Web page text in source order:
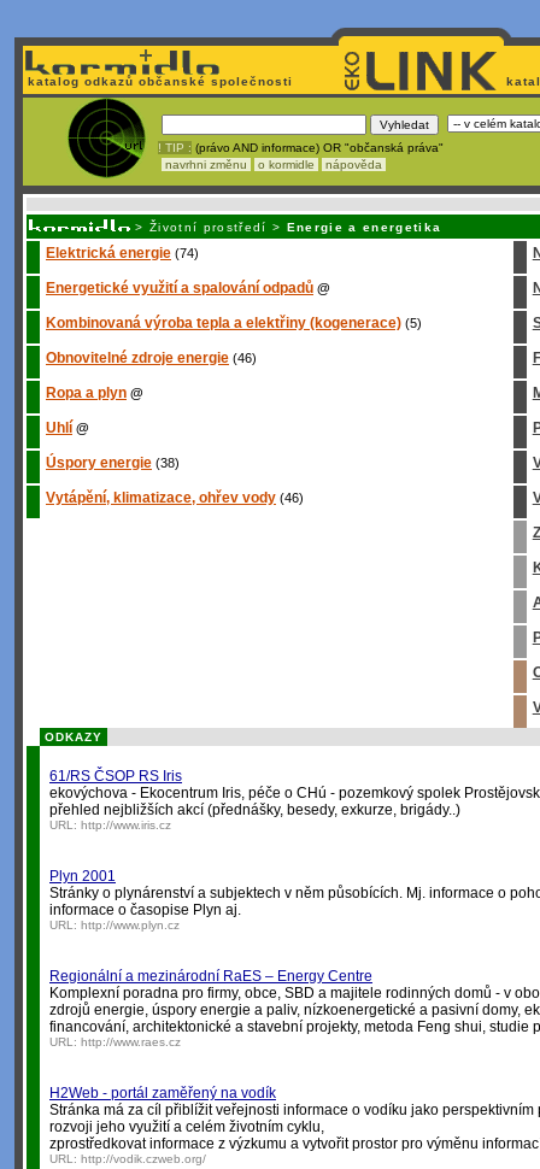
katalog odkazů občanské společnosti
! TIP : (právo AND informace) OR "občanská práva"
navrhni změnu
o kormidle nápověda
> Životní prostředí > Energie a energetika
Elektrická energie (74)
Energetické využití a spalování odpadů @
Kombinovaná výroba tepla a elektřiny (kogenerace) (5)
Obnovitelné zdroje energie (46)
Ropa a plyn @
Uhlí @
Úspory energie (38)
Vytápění, klimatizace, ohřev vody (46)
ODKAZY
61/RS ČSOP RS Iris
ekovýchova - Ekocentrum Iris, péče o CHú - pozemkový spolek
přehled nejbližších akcí (přednášky, besedy, exkurze, brigády..)
URL: http://www.iris.cz
Plyn 2001
Stránky o plynárenství a subjektech v něm působících. Mj. informace o
informace o časopise Plyn aj.
URL: http://www.plyn.cz
Regionální a mezinárodní RaES – Energy Centre
Komplexní poradna pro firmy, obce, SBD a majitele rodinných domů - v
zdrojů energie, úspory energie a paliv, nízkoenergetické a pasivní domy,
financování, architektonické a stavební projekty, metoda Feng shui, studie
URL: http://www.raes.cz
H2Web - portál zaměřený na vodík
Stránka má za cíl přiblížit veřejnosti informace o vodíku jako
rozvoji jeho využití a celém životním cyklu,
zprostředkovat informace z výzkumu a vytvořit prostor pro výměnu
URL: http://vodik.czweb.org/